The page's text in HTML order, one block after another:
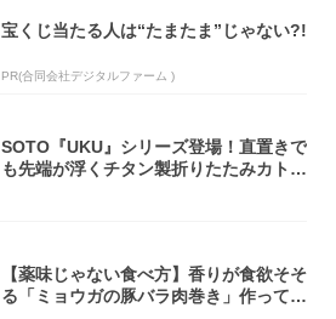
宝くじ当たる人は“たまたま”じゃない?!
PR(合同会社デジタルファーム )
SOTO『UKU』シリーズ登場！直置きで
も先端が浮くチタン製折りたたみカトラ
【薬味じゃない食べ方】香りが食欲そそ
る「ミョウガの豚バラ肉巻き」作ってみ